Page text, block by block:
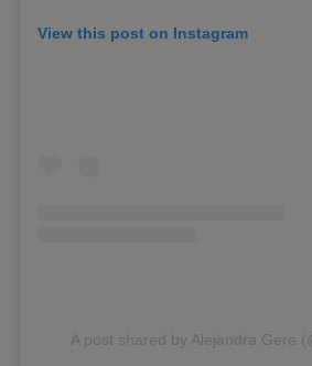
View this post on Instagram
A post shared by Alejandra Gere